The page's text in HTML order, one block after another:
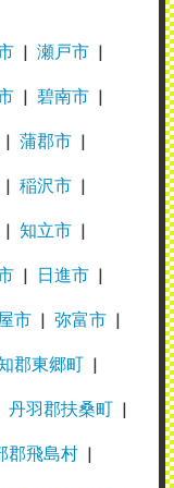
瀬戸市
碧南市
蒲郡市
稲沢市
知立市
日進市
市 弥富市
郡東郷町
丹羽郡扶桑町
郡飛島村